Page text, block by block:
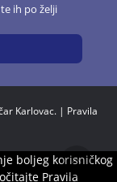
ih po želji
Karlovac. | Pravila
boljeg korisničkog
Pravila